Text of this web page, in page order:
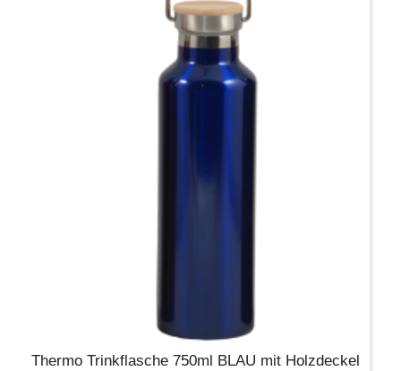
Thermo Trinkflasche 750ml BLAU mit Holzdeckel